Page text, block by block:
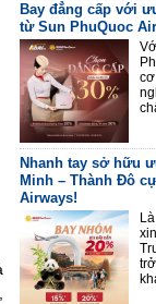
Bay đẳng cấp với
từ Sun PhuQuoc
Nhanh tay sở hữu
Minh – Thành Đô
Airways!